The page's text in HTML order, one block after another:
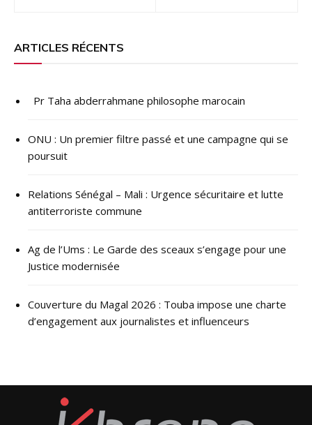
l’article
ARTICLES RÉCENTS
Pr Taha abderrahmane philosophe marocain
ONU : ​Un premier filtre passé et une campagne qui se
poursuit
Relations Sénégal – Mali : Urgence sécuritaire et lutte
antiterroriste commune
Ag de l’Ums : Le Garde des sceaux s’engage pour une
Justice modernisée
Couverture du Magal 2026 : Touba impose une charte
d’engagement aux journalistes et influenceurs